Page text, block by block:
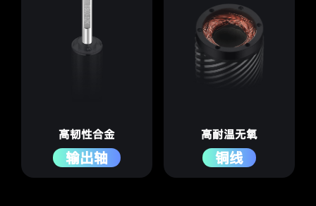
高韧性合金
输出轴
高耐温无氧
铜线